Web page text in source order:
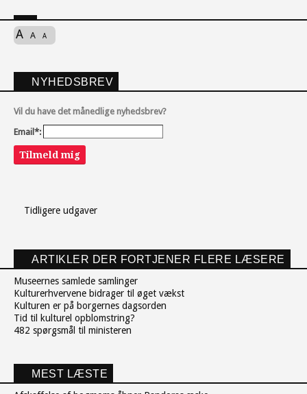
A A A
NYHEDSBREV
Vil du have det månedlige nyhedsbrev?
Email*:
Tilmeld mig
Tidligere udgaver
ARTIKLER DER FORTJENER FLERE LÆSERE
Museernes samlede samlinger
Kulturerhvervene bidrager til øget vækst
Kulturen er på borgernes dagsorden
Tid til kulturel opblomstring?
482 spørgsmål til ministeren
MEST LÆSTE